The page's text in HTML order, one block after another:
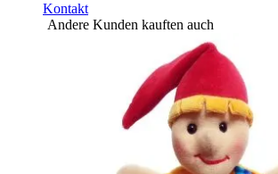
Kontakt
Andere Kunden kauften auch